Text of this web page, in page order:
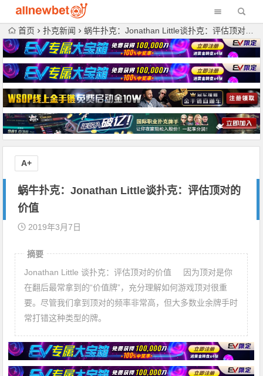
首页 扑克新闻 蜗牛扑克：Jonathan Little谈扑克：评估顶对的价值
蜗牛扑克：Jonathan Little谈扑克：评估顶对的
价值
2019年3月7日
摘要
Jonathan Little 谈扑克：评估顶对的价值 因为顶对是你
在翻后最常拿到的“价值牌”，充分理解如何游戏顶对很重
要。尽管我们拿到顶对的频率非常高，但大多数业余牌手时
常打错这种类型的牌。
A+